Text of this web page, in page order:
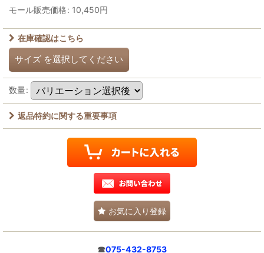
モール販売価格: 10,450円
在庫確認はこちら
サイズ を選択してください
数量:
返品特約に関する重要事項
お気に入り登録
☎075-432-8753